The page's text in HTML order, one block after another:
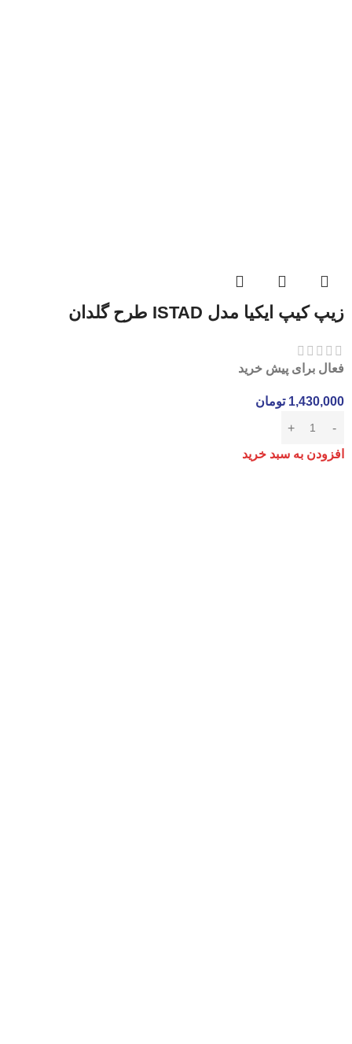
زیپ کیپ ایکیا مدل ISTAD طرح گلدان
فعال برای پیش خرید
1,430,000 تومان
افزودن به سبد خرید